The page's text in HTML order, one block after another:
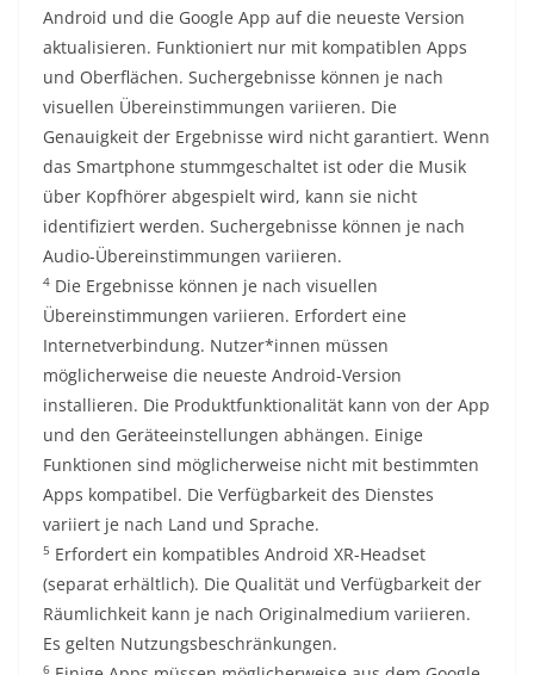
Android und die Google App auf die neueste Version
aktualisieren. Funktioniert nur mit kompatiblen Apps
und Oberflächen. Suchergebnisse können je nach
visuellen Übereinstimmungen variieren. Die
Genauigkeit der Ergebnisse wird nicht garantiert. Wenn
das Smartphone stummgeschaltet ist oder die Musik
über Kopfhörer abgespielt wird, kann sie nicht
identifiziert werden. Suchergebnisse können je nach
Audio-Übereinstimmungen variieren.
4 Die Ergebnisse können je nach visuellen
Übereinstimmungen variieren. Erfordert eine
Internetverbindung. Nutzer*innen müssen
möglicherweise die neueste Android-Version
installieren. Die Produktfunktionalität kann von der App
und den Geräteeinstellungen abhängen. Einige
Funktionen sind möglicherweise nicht mit bestimmten
Apps kompatibel. Die Verfügbarkeit des Dienstes
variiert je nach Land und Sprache.
5 Erfordert ein kompatibles Android XR-Headset
(separat erhältlich). Die Qualität und Verfügbarkeit der
Räumlichkeit kann je nach Originalmedium variieren.
Es gelten Nutzungsbeschränkungen.
6